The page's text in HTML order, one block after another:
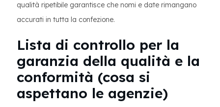
qualità ripetibile garantisce che nomi e date rimangano
accurati in tutta la confezione.
Lista di controllo per la
garanzia della qualità e la
conformità (cosa si
aspettano le agenzie)